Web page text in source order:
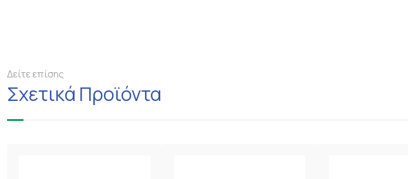
Δείτε επίσης
Σχετικά Προϊόντα